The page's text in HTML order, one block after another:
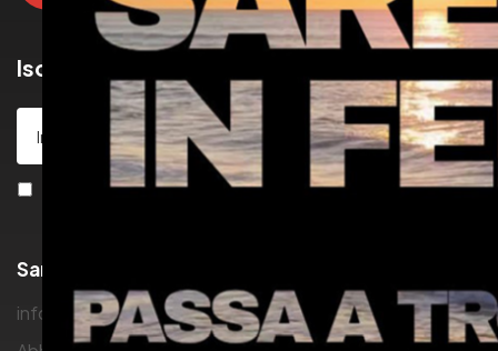
Iscriviti alla newsletter
Iscriviti
San Giorgio C.se
info: info@motorbikecenter.it